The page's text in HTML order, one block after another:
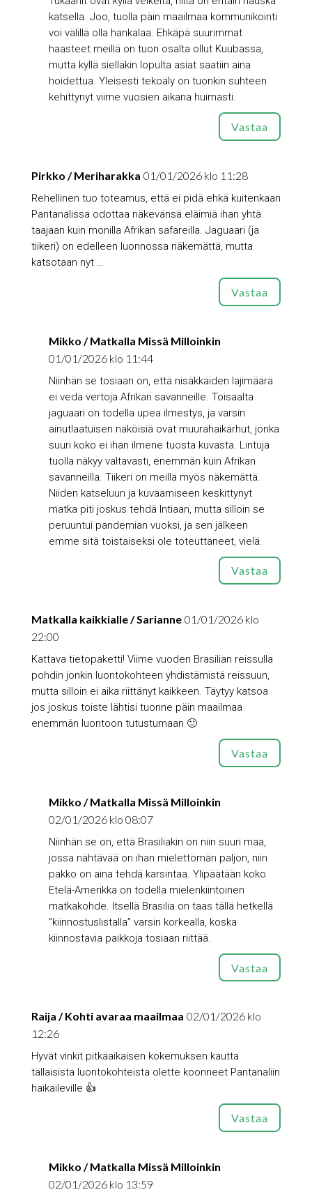
katsella. Joo, tuolla päin maailmaa kommunikointi
voi välillä olla hankalaa. Ehkäpä suurimmat
haasteet meillä on tuon osalta ollut Kuubassa,
mutta kyllä sielläkin lopulta asiat saatiin aina
hoidettua. Yleisesti tekoäly on tuonkin suhteen
kehittynyt viime vuosien aikana huimasti.
Vastaa
Pirkko / Meriharakka 01/01/2026 klo 11:28
Rehellinen tuo toteamus, että ei pidä ehkä kuitenkaan
Pantanalissa odottaa näkevänsä eläimiä ihan yhtä
taajaan kuin monilla Afrikan safareilla. Jaguaari (ja
tiikeri) on edelleen luonnossa näkemättä, mutta
katsotaan nyt …
Vastaa
Mikko / Matkalla Missä Milloinkin
01/01/2026 klo 11:44
Niinhän se tosiaan on, että nisäkkäiden lajimäärä
ei vedä vertoja Afrikan savanneille. Toisaalta
jaguaari on todella upea ilmestys, ja varsin
ainutlaatuisen näköisiä ovat muurahaikarhut, jonka
suuri koko ei ihan ilmene tuosta kuvasta. Lintuja
tuolla näkyy valtavasti, enemmän kuin Afrikan
savanneilla. Tiikeri on meillä myös näkemättä.
Niiden katseluun ja kuvaamiseen keskittynyt
matka piti joskus tehdä Intiaan, mutta silloin se
peruuntui pandemian vuoksi, ja sen jälkeen
emme sitä toistaiseksi ole toteuttaneet, vielä.
Vastaa
Matkalla kaikkialle / Sarianne 01/01/2026 klo
22:00
Kattava tietopaketti! Viime vuoden Brasilian reissulla
pohdin jonkin luontokohteen yhdistämistä reissuun,
mutta silloin ei aika riittänyt kaikkeen. Täytyy katsoa
jos joskus toiste lähtisi tuonne päin maailmaa
enemmän luontoon tutustumaan 🙂
Vastaa
Mikko / Matkalla Missä Milloinkin
02/01/2026 klo 08:07
Niinhän se on, että Brasiliakin on niin suuri maa,
jossa nähtävää on ihan mielettömän paljon, niin
pakko on aina tehdä karsintaa. Ylipäätään koko
Etelä-Amerikka on todella mielenkiintoinen
matkakohde. Itsellä Brasilia on taas tällä hetkellä
”kiinnostuslistalla” varsin korkealla, koska
kiinnostavia paikkoja tosiaan riittää.
Vastaa
Raija / Kohti avaraa maailmaa 02/01/2026 klo
12:26
Hyvät vinkit pitkäaikaisen kokemuksen kautta
tällaisista luontokohteista olette koonneet Pantanaliin
haikaileville 👍
Vastaa
Mikko / Matkalla Missä Milloinkin
02/01/2026 klo 13:59